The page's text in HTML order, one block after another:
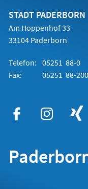
STADT PADERBORN
Am Hoppenhof 33
33104 Paderborn
Telefon: 05251 88-0
Fax:
05251 88-